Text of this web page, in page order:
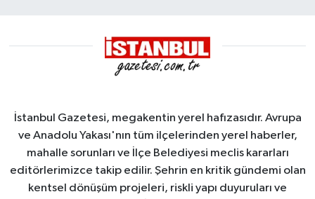
İstanbul Gazetesi, megakentin yerel hafızasıdır. Avrupa
ve Anadolu Yakası'nın tüm ilçelerinden yerel haberler,
mahalle sorunları ve İlçe Belediyesi meclis kararları
editörlerimizce takip edilir. Şehrin en kritik gündemi olan
kentsel dönüşüm projeleri, riskli yapı duyuruları ve